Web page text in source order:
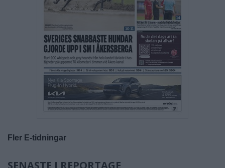
Fler E-tidningar
SENASTE I REPORTAGE